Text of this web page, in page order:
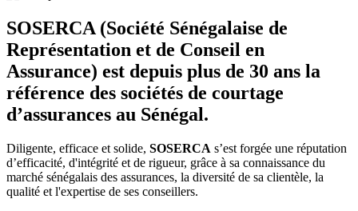
SOSERCA (Société Sénégalaise de
Représentation et de Conseil en
Assurance) est depuis plus de 30 ans la
référence des sociétés de courtage
d’assurances au Sénégal.
Diligente, efficace et solide, SOSERCA s’est forgée une réputation
d’efficacité, d'intégrité et de rigueur, grâce à sa connaissance du
marché sénégalais des assurances, la diversité de sa clientèle, la
qualité et l'expertise de ses conseillers.